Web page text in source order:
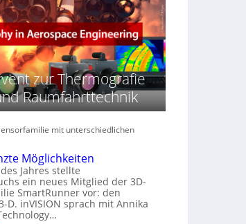
zur Thermografie
Raumfahrttechnik
mit unterschiedlichen
Möglichkeiten
Jahres stellte
ein neues Mitglied der 3D-
SmartRunner vor: den
D. inVISION sprach mit Annika